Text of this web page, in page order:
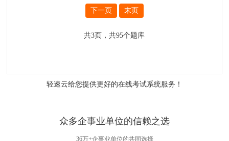
下一页 末页
共3页，共95个题库
轻速云给您提供更好的在线考试系统服务！
众多企事业单位的信赖之选
36万+企事业单位的共同选择